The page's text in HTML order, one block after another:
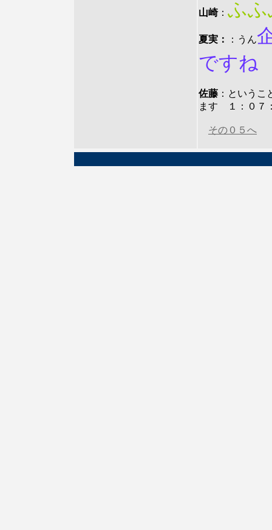
山崎： ふ
夏実： ：うん
ですね
佐藤 ：という
ます １：０７
その０５へ